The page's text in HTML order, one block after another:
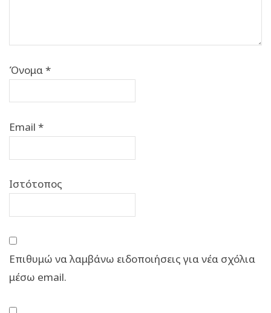
Όνομα*
Email *
Ιστότοπος
Επιθυμώ να λαμβάνω ειδοποιήσεις για νέα σχόλια
μέσω email.